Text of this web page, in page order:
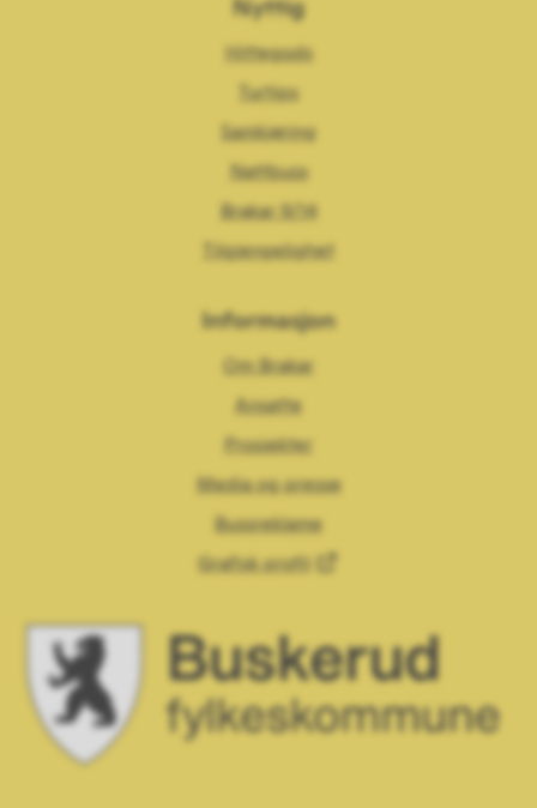
Nyttig
Hittegods
Turtips
Samkjøring
Nattbuss
Brakar 9/14
Tilgjengelighet
Informasjon
Om Brakar
Ansatte
Prosjekter
Media og presse
Bussreklame
Grafisk profil